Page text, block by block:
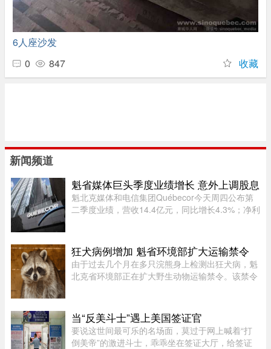
6人座沙发
0
847 收藏
新闻频道
魁省媒体巨头季度业绩增长 意外上调股息
魁北克媒体和电信集团Québecor今天周四公布第
二季度业绩，营收14.4亿元，同比增长4.3%；净利
4%至12.3亿元，过去一年新增2 ...
狂犬病例增加 魁省环境部扩大运输禁令
由于过去几个月在多只浣熊身上检测出狂犬病，魁
北克省环境部正在扩大野生动物运输禁令。该禁令
五起延伸至 Centre-du- ...
当“反美斗士”遇上美国签证官
要说这世间最可乐的名场面，莫过于网上喊着“打
倒美帝”的激进斗士，乖乖坐在签证大厅，给签证